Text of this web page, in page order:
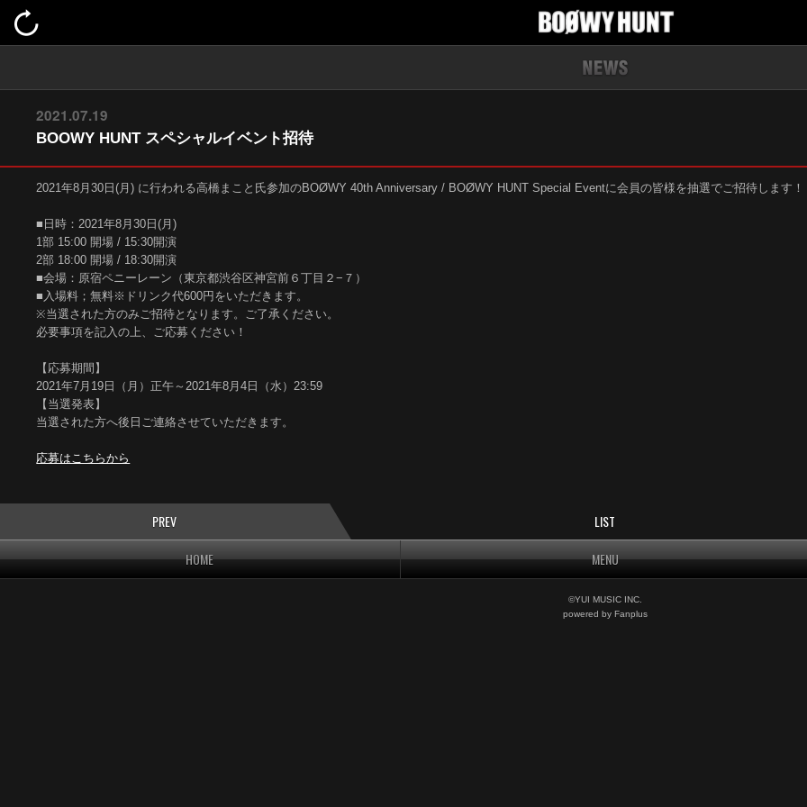
2021.07.19
BOOWY HUNT スペシャルイベント招待
2021年8月30日(月) に行われる高橋まこと氏参加のBOØWY 40th Anniversary / BOØWY HUNT Special Eventに会員の皆様を抽選でご招待します！
■日時：2021年8月30日(月)
1部 15:00 開場 / 15:30開演
2部 18:00 開場 / 18:30開演
■会場：原宿ペニーレーン（東京都渋谷区神宮前６丁目２−７）
■入場料；無料※ドリンク代600円をいただきます。
※当選された方のみご招待となります。ご了承ください。
必要事項を記入の上、ご応募ください！
【応募期間】
2021年7月19日（月）正午～2021年8月4日（水）23:59
【当選発表】
当選された方へ後日ご連絡させていただきます。
応募はこちらから
PREV LIST
HOME
MENU
©YUI MUSIC INC.
powered by Fanplus